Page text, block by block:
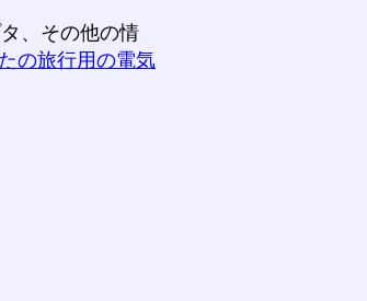
、その他の情
の旅行用の電気